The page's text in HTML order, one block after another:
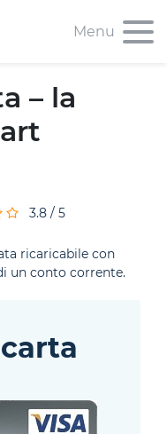
Menu
– la
3.8 / 5
ricaricabile con
un conto corrente.